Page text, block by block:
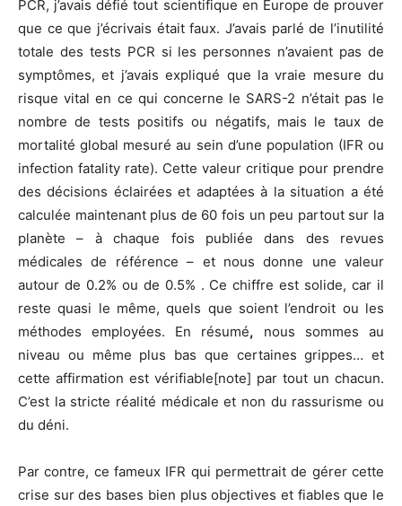
PCR, j’avais défié tout scientifique en Europe de prouver
que ce que j’écrivais était faux. J’avais parlé de l’inutilité
totale des tests PCR si les personnes n’avaient pas de
symptômes, et j’avais expliqué que la vraie mesure du
risque vital en ce qui concerne le SARS-2 n’était pas le
nombre de tests positifs ou négatifs, mais le taux de
mortalité global mesuré au sein d’une population (IFR ou
infection fatality rate). Cette valeur critique pour prendre
des décisions éclairées et adaptées à la situation a été
calculée maintenant plus de 60 fois un peu partout sur la
planète – à chaque fois publiée dans des revues
médicales de référence – et nous donne une valeur
autour de 0.2% ou de 0.5% . Ce chiffre est solide, car il
reste quasi le même, quels que soient l’endroit ou les
méthodes employées. En résumé, nous sommes au
niveau ou même plus bas que certaines grippes… et
cette affirmation est vérifiable[note] par tout un chacun.
C’est la stricte réalité médicale et non du rassurisme ou
du déni.
Par contre, ce fameux IFR qui permettrait de gérer cette
crise sur des bases bien plus objectives et fiables que le